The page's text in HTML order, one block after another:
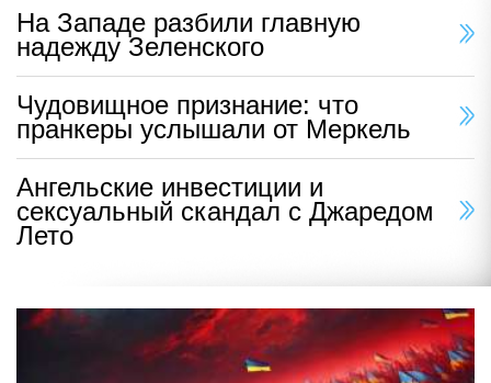
На Западе разбили главную
надежду Зеленского
Чудовищное признание: что
пранкеры услышали от Меркель
Ангельские инвестиции и
сексуальный скандал с Джаредом
Лето